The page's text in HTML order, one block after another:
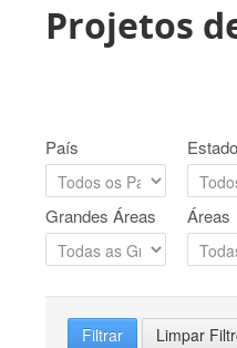
Projetos
País
Grandes Áreas Áreas
Filtrar Limpar